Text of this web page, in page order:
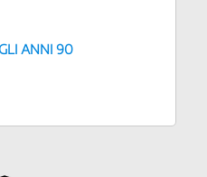
ANNI 90